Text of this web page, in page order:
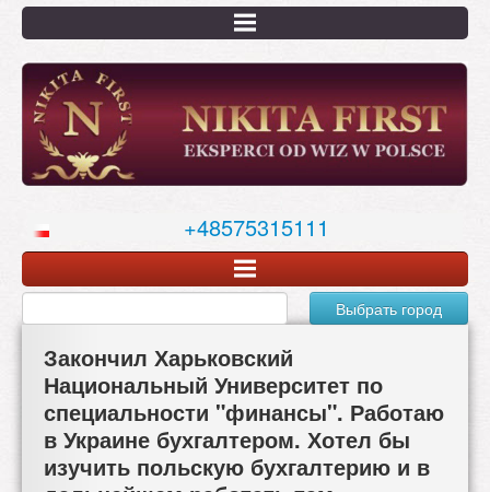
Перейти
основному
содержанию
+48575315111
Выбрать город
Закончил Харьковский
Национальный Университет по
специальности "финансы". Работаю
в Украине бухгалтером. Хотел бы
изучить польскую бухгалтерию и в